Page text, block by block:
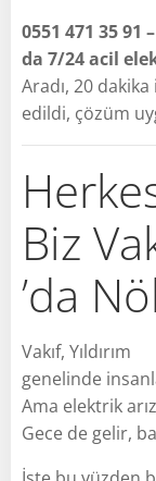
0551 471 35 91
da 7/24 acil
Aradı, 20
edildi, çözüm
Biz
’da
Vakıf, Yıldırım
genelinde
Ama elektrik
Gece de gelir,